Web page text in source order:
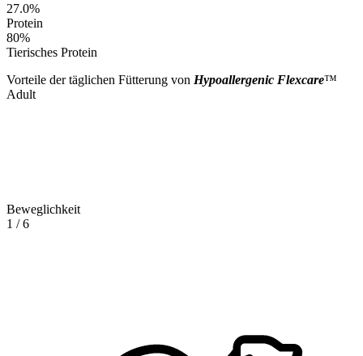
27.0%
Protein
80%
Tierisches Protein
Vorteile der täglichen Fütterung von Hypoallergenic Flexcare™
Adult
Beweglichkeit
1 /6